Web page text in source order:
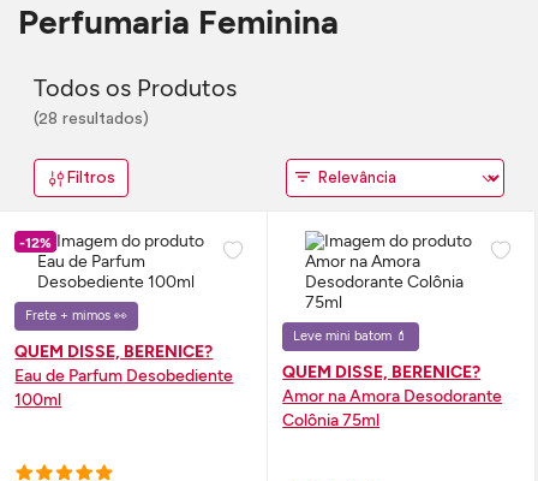
Perfumaria Feminina
Todos os Produtos
(28 resultados)
Filtros
-12%
Frete + mimos 👀
QUEM DISSE, BERENICE?
Eau de Parfum Desobediente
100ml
Leve mini batom 💄
QUEM DISSE, BERENICE?
Amor na Amora Desodorante
Colônia 75ml